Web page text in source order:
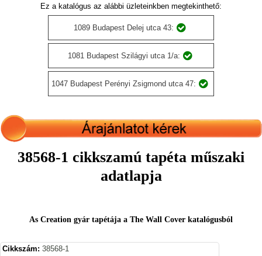
Ez a katalógus az alábbi üzleteinkben megtekinthető:
1089 Budapest Delej utca 43:
1081 Budapest Szilágyi utca 1/a:
1047 Budapest Perényi Zsigmond utca 47:
38568-1 cikkszamú tapéta műszaki
adatlapja
As Creation gyár tapétája a The Wall Cover katalógusból
Cikkszám: 38568-1